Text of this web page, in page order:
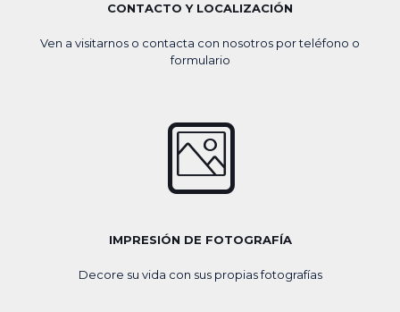
CONTACTO Y LOCALIZACIÓN
Ven a visitarnos o contacta con nosotros por teléfono o
formulario
IMPRESIÓN DE FOTOGRAFÍA
Decore su vida con sus propias fotografías